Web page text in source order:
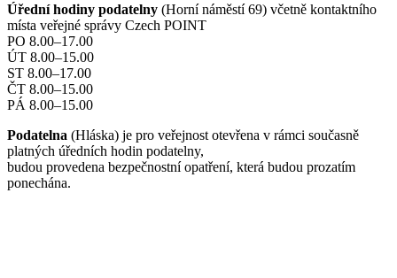
Úřední hodiny podatelny (Horní náměstí 69) včetně kontaktního
místa veřejné správy Czech POINT
PO 8.00–17.00
ÚT 8.00–15.00
ST 8.00–17.00
ČT 8.00–15.00
PÁ 8.00–15.00
Podatelna (Hláska) je pro veřejnost otevřena v rámci současně
platných úředních hodin podatelny,
budou provedena bezpečnostní opatření, která budou prozatím
ponechána.